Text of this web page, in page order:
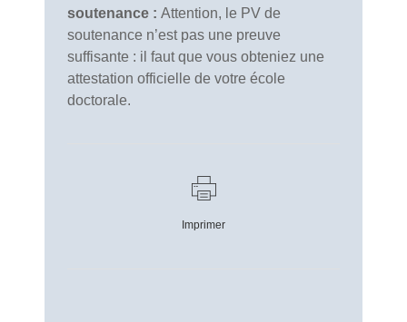
soutenance : Attention, le PV de
soutenance n’est pas une preuve
suffisante : il faut que vous obteniez une
attestation officielle de votre école
doctorale.
Imprimer